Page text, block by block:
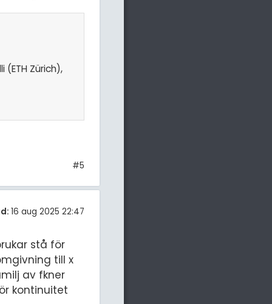
Zürich),
#5
16 aug 2025 22:47
stå för
till x
av fkner
kontinuitet